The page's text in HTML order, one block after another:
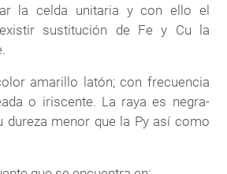
la celda unitaria y con ello el
sustitución de Fe y Cu la
amarillo latón; con frecuencia
o iriscente. La raya es negra-
dureza menor que la Py así como